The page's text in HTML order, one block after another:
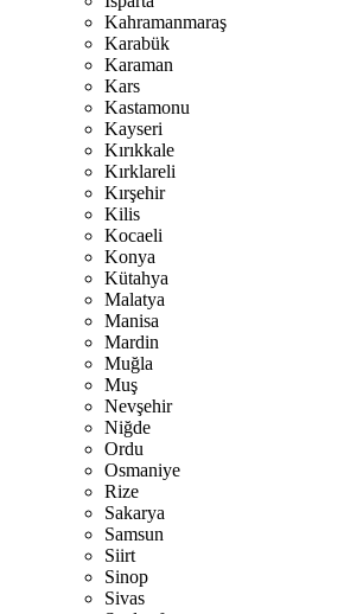
Kahramanmaraş
Karabük
Karaman
Kars
Kastamonu
Kayseri
Kırıkkale
Kırklareli
Kırşehir
Kilis
Kocaeli
Konya
Kütahya
Malatya
Manisa
Mardin
Muğla
Muş
Nevşehir
Niğde
Ordu
Osmaniye
Rize
Sakarya
Samsun
Siirt
Sinop
Sivas